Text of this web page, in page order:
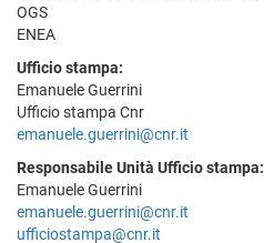
OGS
ENEA
Ufficio stampa:
Emanuele Guerrini
Ufficio stampa Cnr
emanuele.guerrini@cnr.it
Responsabile Unità Ufficio stampa:
Emanuele Guerrini
emanuele.guerrini@cnr.it
ufficiostampa@cnr.it